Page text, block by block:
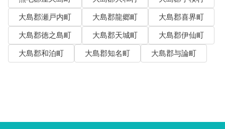
大島郡瀬戸内町
大島郡龍郷町
大島郡喜界町
大島郡徳之島町
大島郡天城町
大島郡伊仙町
大島郡和泊町
大島郡知名町 大島郡与論町